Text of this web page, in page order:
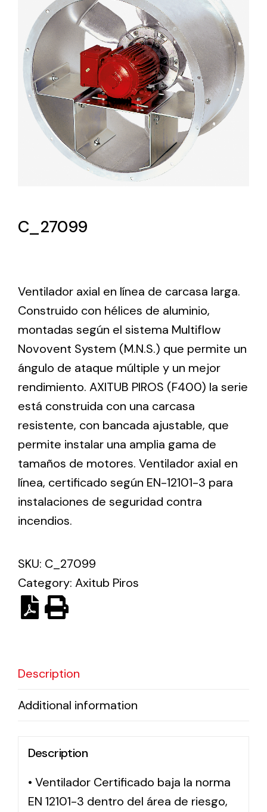
Lighting and Electrical
Equipment
Complete solutions in lighting and electrical
material for each project and need
Ventilation
The incorporation of Novovent into the group
meant a greater offer of ventilation products for
different uses
Iluminación Solar
de necesidades.
Solar lighting
Variety of solar solutions for all kinds of needs.
C_27099
Ventilador axial en línea de carcasa larga.
Construido con hélices de aluminio,
montadas según el sistema Multiflow
Novovent System (M.N.S.) que permite un
ángulo de ataque múltiple y un mejor
rendimiento. AXITUB PIROS (F400) la serie
está construida con una carcasa
resistente, con bancada ajustable, que
permite instalar una amplia gama de
tamaños de motores. Ventilador axial en
línea, certificado según EN-12101-3 para
instalaciones de seguridad contra
incendios.
SKU: C_27099
Category: Axitub Piros
Description
Additional information
Description
• Ventilador Certificado baja la norma
EN 12101-3 dentro del área de riesgo,